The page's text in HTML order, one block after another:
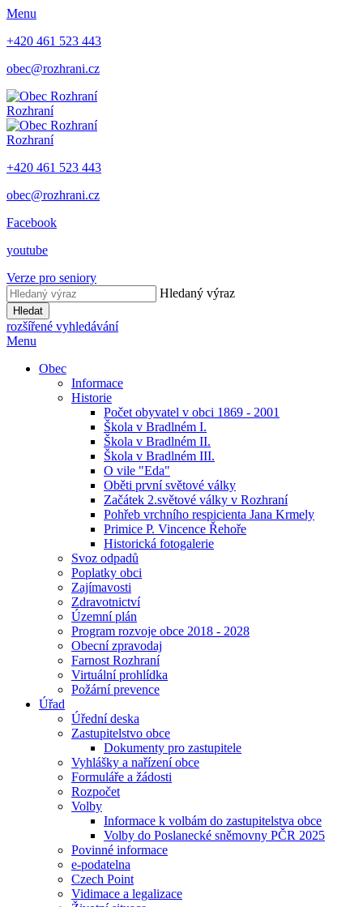
Menu
+420 461 523 443
obec@rozhrani.cz
Rozhraní
Rozhraní
+420 461 523 443
obec@rozhrani.cz
Facebook
youtube
Verze pro seniory
Hledaný výraz
Hledat
rozšířené vyhledávání
Menu
Obec
Informace
Historie
Počet obyvatel v obci 1869 - 2001
Škola v Bradlném I.
Škola v Bradlném II.
Škola v Bradlném III.
O vile "Eda"
Oběti první světové války
Začátek 2.světové války v Rozhraní
Pohřeb vrchního respicienta Jana Krmely
Primice P. Vincence Řehoře
Historická fotogalerie
Svoz odpadů
Poplatky obci
Zajímavosti
Zdravotnictví
Územní plán
Program rozvoje obce 2018 - 2028
Obecní zpravodaj
Farnost Rozhraní
Virtuální prohlídka
Požární prevence
Úřad
Úřední deska
Zastupitelstvo obce
Dokumenty pro zastupitele
Vyhlášky a nařízení obce
Formuláře a žádosti
Rozpočet
Volby
Informace k volbám do zastupitelstva obce
Volby do Poslanecké sněmovny PČR 2025
Povinné informace
e-podatelna
Czech Point
Vidimace a legalizace